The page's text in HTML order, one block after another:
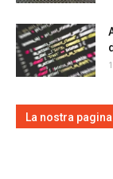
La nostra